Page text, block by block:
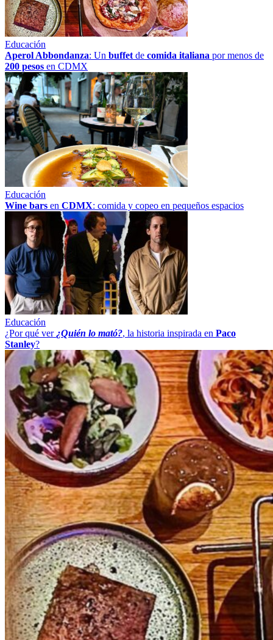
Educación
Aperol Abbondanza: Un buffet de comida italiana por menos de
200 pesos en CDMX
Educación
Wine bars en CDMX: comida y copeo en pequeños espacios
Educación
¿Por qué ver ¿Quién lo mató?, la historia inspirada en Paco
Stanley?